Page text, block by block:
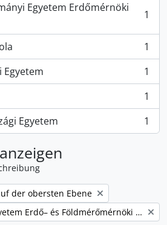
Egyetem Erdőmérnöki
1
1
Egyetem
1
1
Egyetem
1
der obersten Ebene
Budapesti Műszaki Egyetem Erdő– és Földmérőmérnöki Kar